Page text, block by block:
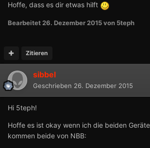
Hoffe, dass es dir etwas hilft
Bearbeitet 26. Dezember 2015von 5teph
Zitieren
sibbel
Geschrieben 26. Dezember 2015
Hi 5teph!
Hoffe es ist okay wenn ich die beiden
kommen beide von NBB: